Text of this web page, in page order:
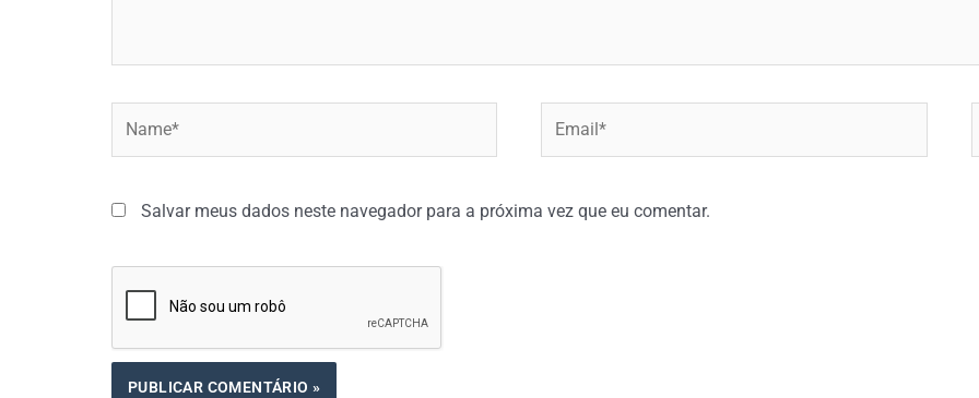
Salvar meus dados neste navegador para a próxima vez que eu comentar.